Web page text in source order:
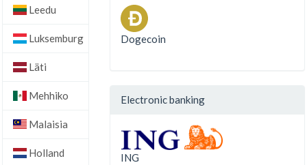
Leedu
Luksemburg
Läti
Mehhiko
Malaisia
Holland
Dogecoin
Electronic banking
ING